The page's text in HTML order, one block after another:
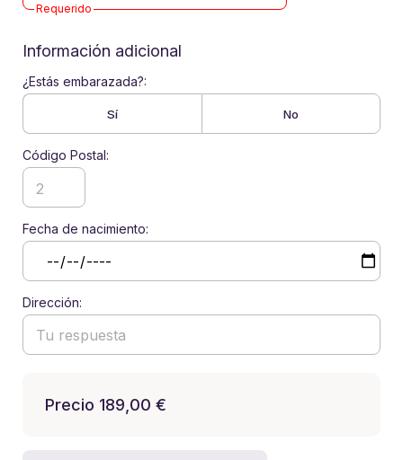
Requerido
Información adicional
¿Estás embarazada?:
Sí No
Código Postal:
Fecha de nacimiento:
Dirección:
Precio 189,00 €